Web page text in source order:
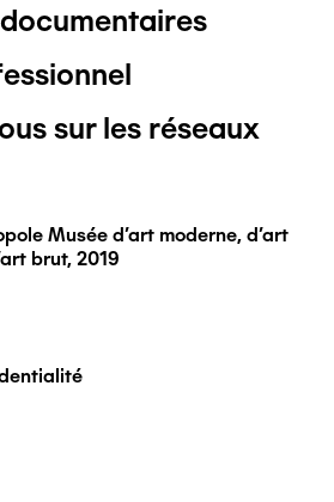
sur les réseaux
Musée d'art moderne, d'art
brut, 2019